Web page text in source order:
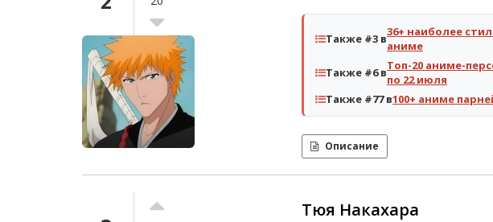
Также #3 в36+ наиболее
аниме
Также #6 вТоп-20 аниме-
по 22 июля
Также #77 в100+ аниме
Описание
Тюя Накахара